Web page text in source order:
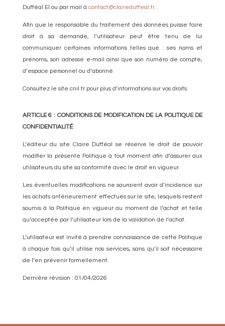
Dufféal EI ou par mail à contact@claireduffeal.fr.
Afin que le responsable du traitement des données puisse faire
droit à sa demande, l’utilisateur peut être tenu de lui
communiquer certaines informations telles que : ses noms et
prénoms, son adresse e-mail ainsi que son numéro de compte,
d’espace personnel ou d’abonné.
Consultez le site cnil.fr pour plus d’informations sur vos droits.
ARTICLE 6 : CONDITIONS DE MODIFICATION DE LA POLITIQUE DE
CONFIDENTIALITÉ
L’éditeur du site Claire Dufféal se réserve le droit de pouvoir
modifier la présente Politique à tout moment afin d’assurer aux
utilisateurs du site sa conformité avec le droit en vigueur.
Les éventuelles modifications ne sauraient avoir d’incidence sur
les achats antérieurement effectués sur le site, lesquels restent
soumis à la Politique en vigueur au moment de l’achat et telle
qu’acceptée par l’utilisateur lors de la validation de l’achat.
L’utilisateur est invité à prendre connaissance de cette Politique
à chaque fois qu’il utilise nos services, sans qu’il soit nécessaire
de l’en prévenir formellement.
Dernière révision : 01/04/2026